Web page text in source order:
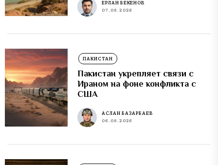
ЕРЛАН БЕКЕНОВ
07.08.2026
ПАКИСТАН
Пакистан укрепляет связи с
Ираном на фоне конфликта с
США
АСЛАН БАЗАРБАЕВ
06.08.2026